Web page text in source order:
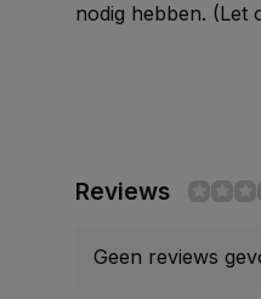
nodig hebben. (Let
Reviews
Geen reviews